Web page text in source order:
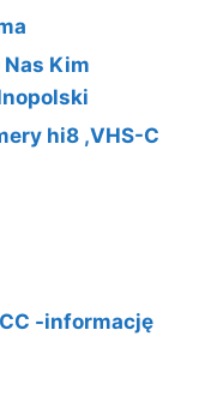
Kim
hi8 ,VHS-C
-informację